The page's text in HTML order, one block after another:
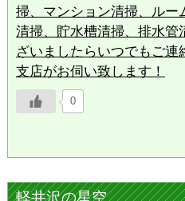
掃、マンション清掃、ルー
清掃、貯水槽清掃、排水
ざいましたらいつでもご
支店がお伺い致します！
0
軽井沢の星空